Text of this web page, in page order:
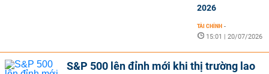
2026
TÀI CHÍNH -
15:01 | 20/07/2026
S&P 500 lên đỉnh mới khi thị trường lao